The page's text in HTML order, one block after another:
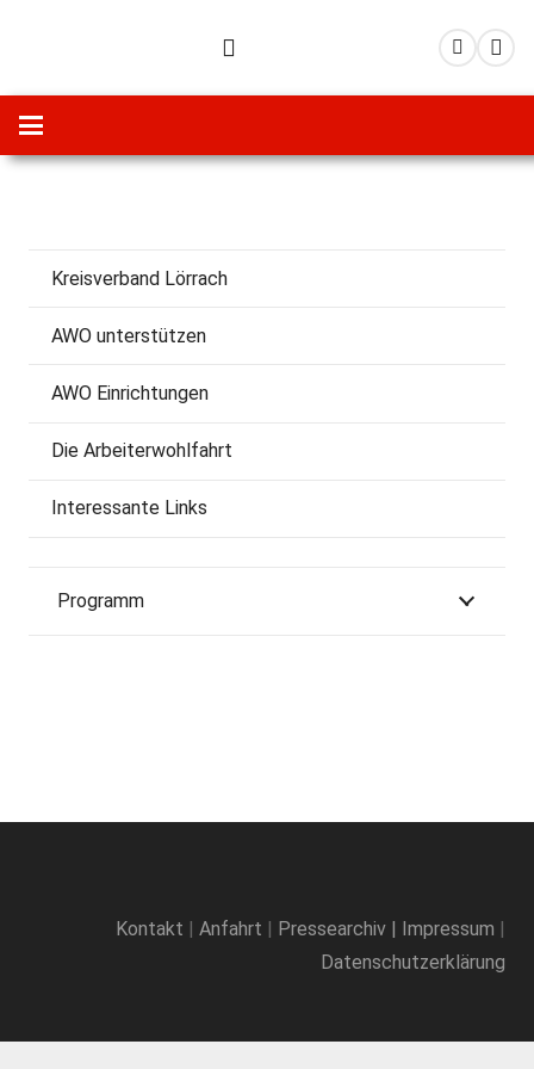
Kreisverband Lörrach
AWO unterstützen
AWO Einrichtungen
Die Arbeiterwohlfahrt
Interessante Links
Programm
Kontakt | Anfahrt | Pressearchiv | Impressum |
Datenschutzerklärung